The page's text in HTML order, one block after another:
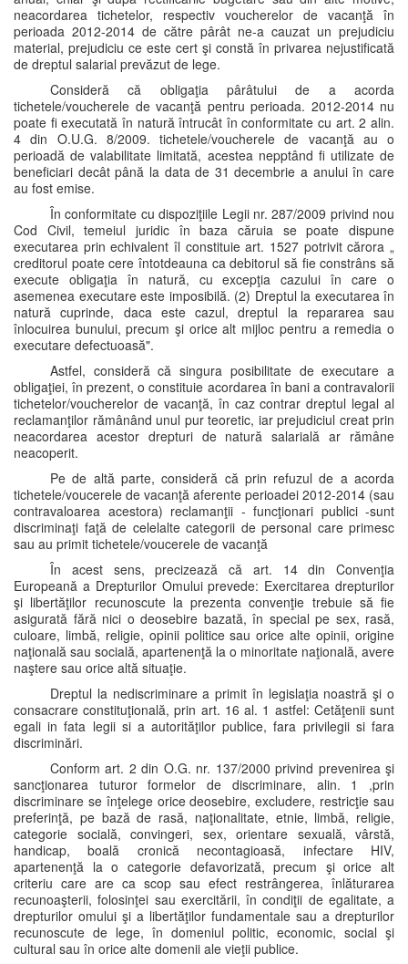
neacordarea tichetelor, respectiv voucherelor de vacanţă în
perioada 2012-2014 de către pârât ne-a cauzat un prejudiciu
material, prejudiciu ce este cert şi constă în privarea nejustificată
de dreptul salarial prevăzut de lege.
Consideră că obligaţia pârâtului de a acorda
tichetele/voucherele de vacanţă pentru perioada. 2012-2014 nu
poate fi executată în natură întrucât în conformitate cu art. 2 alin.
4 din O.U.G. 8/2009. tichetele/voucherele de vacanţă au o
perioadă de valabilitate limitată, acestea nepptând fi utilizate de
beneficiari decât până la data de 31 decembrie a anului în care
au fost emise.
În conformitate cu dispoziţiile Legii nr. 287/2009 privind nou
Cod Civil, temeiul juridic în baza căruia se poate dispune
executarea prin echivalent îl constituie art. 1527 potrivit cărora „
creditorul poate cere întotdeauna ca debitorul să fie constrâns să
execute obligaţia în natură, cu excepţia cazului în care o
asemenea executare este imposibilă. (2) Dreptul la executarea în
natură cuprinde, daca este cazul, dreptul la repararea sau
înlocuirea bunului, precum şi orice alt mijloc pentru a remedia o
executare defectuoasă".
Astfel, consideră că singura posibilitate de executare a
obligaţiei, în prezent, o constituie acordarea în bani a contravalorii
tichetelor/voucherelor de vacanţă, în caz contrar dreptul legal al
reclamanţilor rămânând unul pur teoretic, iar prejudiciul creat prin
neacordarea acestor drepturi de natură salarială ar rămâne
neacoperit.
Pe de altă parte, consideră că prin refuzul de a acorda
tichetele/voucerele de vacanţă aferente perioadei 2012-2014 (sau
contravaloarea acestora) reclamanţii - funcţionari publici -sunt
discriminaţi faţă de celelalte categorii de personal care primesc
sau au primit tichetele/voucerele de vacanţă
În acest sens, precizează că art. 14 din Convenţia
Europeană a Drepturilor Omului prevede: Exercitarea drepturilor
şi libertăţilor recunoscute la prezenta convenţie trebuie să fie
asigurată fără nici o deosebire bazată, în special pe sex, rasă,
culoare, limbă, religie, opinii politice sau orice alte opinii, origine
naţională sau socială, apartenenţă la o minoritate naţională, avere
naştere sau orice altă situaţie.
Dreptul la nediscriminare a primit în legislaţia noastră şi o
consacrare constituţională, prin art. 16 al. 1 astfel: Cetăţenii sunt
egali in fata legii si a autorităţilor publice, fara privilegii si fara
discriminări.
Conform art. 2 din O.G. nr. 137/2000 privind prevenirea şi
sancţionarea tuturor formelor de discriminare, alin. 1 ,prin
discriminare se înţelege orice deosebire, excludere, restricţie sau
preferinţă, pe bază de rasă, naţionalitate, etnie, limbă, religie,
categorie socială, convingeri, sex, orientare sexuală, vârstă,
handicap, boală cronică necontagioasă, infectare HIV,
apartenenţă la o categorie defavorizată, precum şi orice alt
criteriu care are ca scop sau efect restrângerea, înlăturarea
recunoaşterii, folosinţei sau exercitării, în condiţii de egalitate, a
drepturilor omului şi a libertăţilor fundamentale sau a drepturilor
recunoscute de lege, în domeniul politic, economic, social şi
cultural sau în orice alte domenii ale vieţii publice.